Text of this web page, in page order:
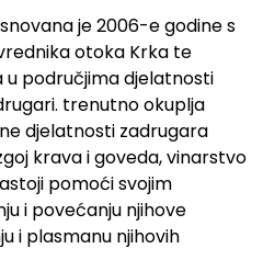
je 2006-e godine s
otoka Krka te
područjima djelatnosti
trenutno okuplja
djelatnosti zadrugara
krava i goveda, vinarstvo
pomoći svojim
i povećanju njihove
i plasmanu njihovih